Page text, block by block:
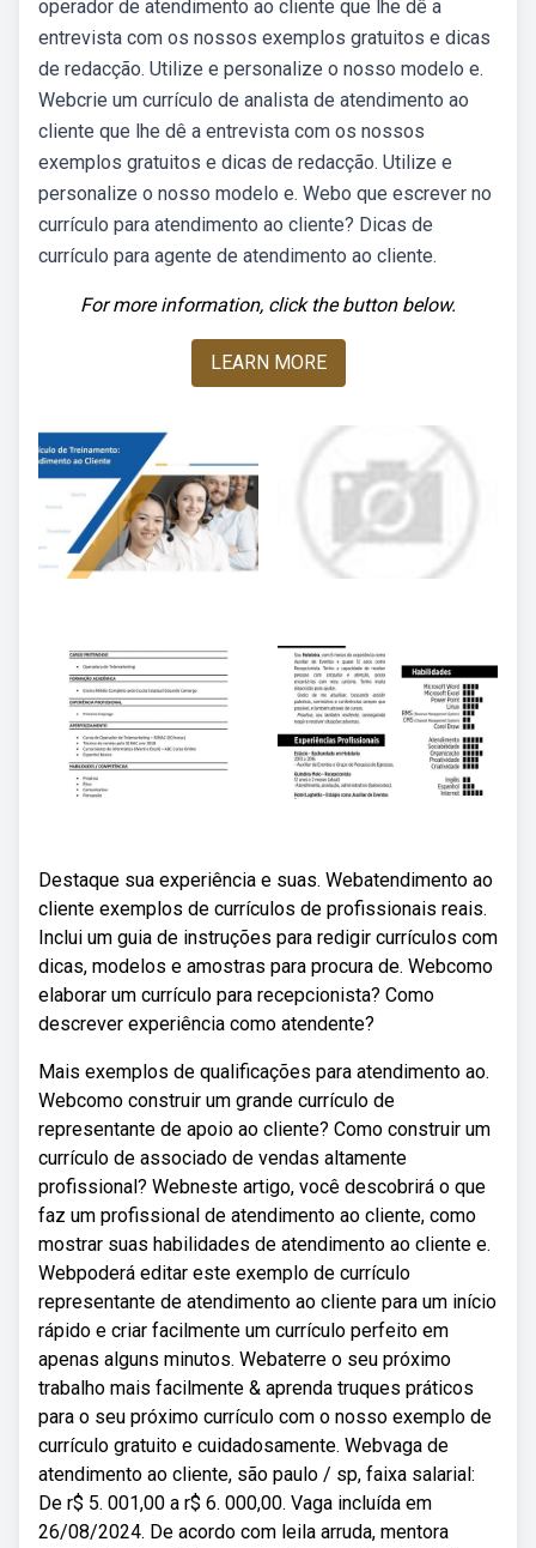
operador de atendimento ao cliente que lhe dê a
entrevista com os nossos exemplos gratuitos e dicas
de redacção. Utilize e personalize o nosso modelo e.
Webcrie um currículo de analista de atendimento ao
cliente que lhe dê a entrevista com os nossos
exemplos gratuitos e dicas de redacção. Utilize e
personalize o nosso modelo e. Webo que escrever no
currículo para atendimento ao cliente? Dicas de
currículo para agente de atendimento ao cliente.
For more information, click the button below.
LEARN MORE
Destaque sua experiência e suas. Webatendimento ao
cliente exemplos de currículos de profissionais reais.
Inclui um guia de instruções para redigir currículos com
dicas, modelos e amostras para procura de. Webcomo
elaborar um currículo para recepcionista? Como
descrever experiência como atendente?
Mais exemplos de qualificações para atendimento ao.
Webcomo construir um grande currículo de
representante de apoio ao cliente? Como construir um
currículo de associado de vendas altamente
profissional? Webneste artigo, você descobrirá o que
faz um profissional de atendimento ao cliente, como
mostrar suas habilidades de atendimento ao cliente e.
Webpoderá editar este exemplo de currículo
representante de atendimento ao cliente para um início
rápido e criar facilmente um currículo perfeito em
apenas alguns minutos. Webaterre o seu próximo
trabalho mais facilmente & aprenda truques práticos
para o seu próximo currículo com o nosso exemplo de
currículo gratuito e cuidadosamente. Webvaga de
atendimento ao cliente, são paulo / sp, faixa salarial:
De r$ 5. 001,00 a r$ 6. 000,00. Vaga incluída em
26/08/2024. De acordo com leila arruda, mentora